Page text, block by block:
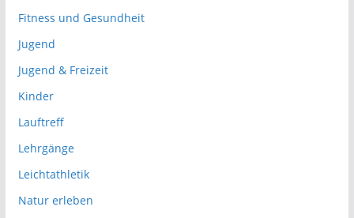
Fitness und Gesundheit
Jugend
Jugend & Freizeit
Kinder
Lauftreff
Lehrgänge
Leichtathletik
Natur erleben